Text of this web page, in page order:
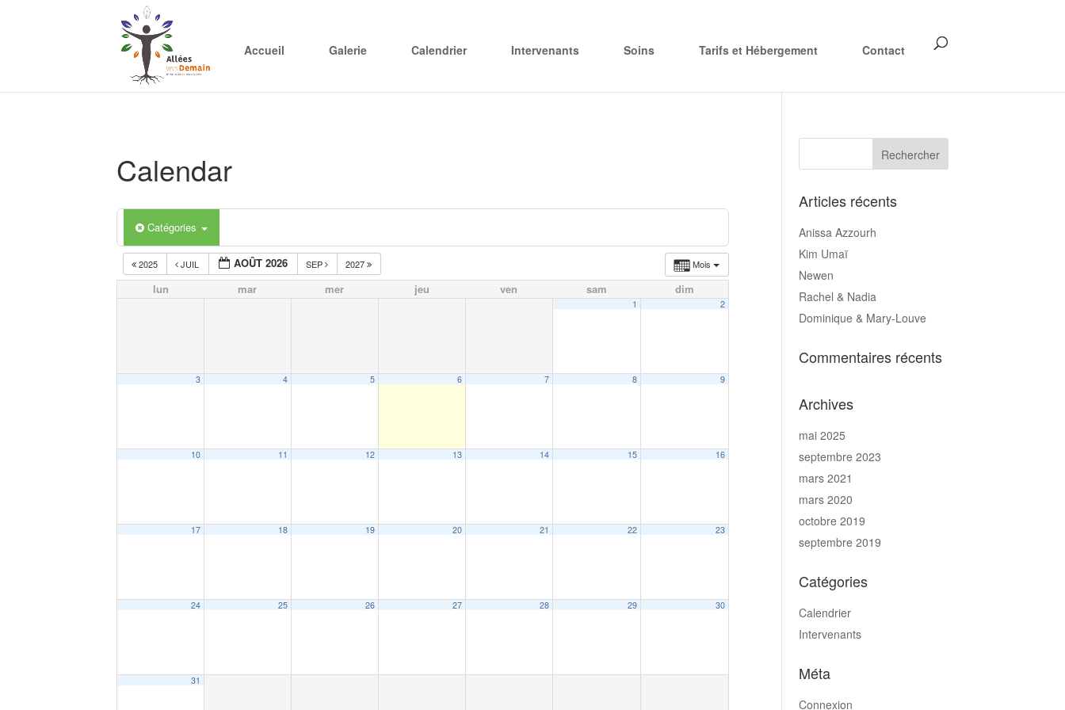
Accueil Galerie Calendrier Intervenants Soins Tarifs et Hébergement Contact
Calendar
Catégories
Mois
2025 JUIL AOÛT 2026 SEP 2027
lun mar mer jeu ven sam dim
1 2
3 4 5 6 7 8 9
10 11 12 13 14 15 16
17 18 19 20 21 22 23
24 25 26 27 28 29 30
31
Articles récents
Anissa Azzourh
Kim Umaï
Newen
Rachel & Nadia
Dominique & Mary-Louve
Commentaires récents
Archives
mai 2025
septembre 2023
mars 2021
mars 2020
octobre 2019
septembre 2019
Catégories
Calendrier
Intervenants
Méta
Connexion